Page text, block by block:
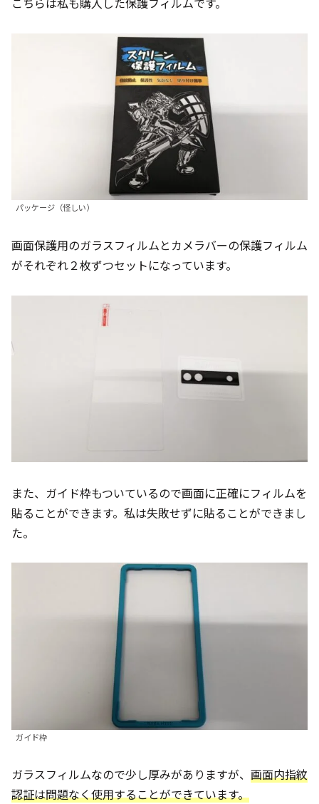
パッケージ（怪しい）
画面保護用のガラスフィルムとカメラバーの保護フィルム
がそれぞれ２枚ずつセットになっています。
また、ガイド枠もついているので画面に正確にフィルムを
貼ることができます。私は失敗せずに貼ることができまし
た。
ガイド枠
ガラスフィルムなので少し厚みがありますが、 画面内指紋
認証は問題なく使用することができています。